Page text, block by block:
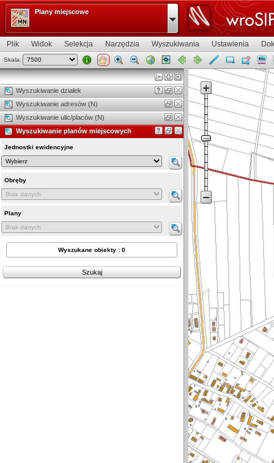
Plik Widok Selekcja Narzędzia Wyszukiwania Ustawienia
Skala:
Wyszukiwanie działek
Wyszukiwanie adresów (N)
Wyszukiwanie ulic/placów (N)
Jednostki ewidencyjne
Obręby
Plany
Wyszukane obiekty : 0
Szukaj
Wyszukiwanie planów miejscowych
Widok mapy
Plany miejscowe